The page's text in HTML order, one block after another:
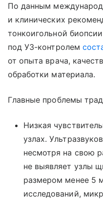
По данным
и клинических
тонкоигольной
под УЗ-контролем
от опыта врача,
обработки материала.
Главные проблемы
Низкая
узлах.
несмотря на свою
не выявляет узлы
размером менее 5
исследований,